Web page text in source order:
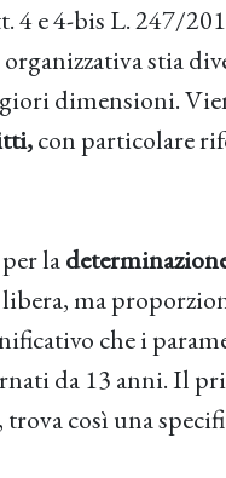
4 e 4-bis L. 247/
stia
dimensioni.
con particolare
la
ma
che i
da 13 anni. Il
così una